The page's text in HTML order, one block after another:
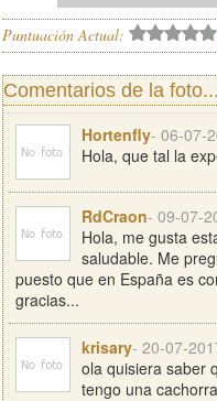
Puntuación Actual:
Comentarios de la foto...
Hortenfly- 06-07-
Hola, que tal la
RdCraon- 09-07-
Hola, me gusta
saludable. Me
puesto que en España es
gracias...
krisary- 20-07-
ola quisiera saber
tengo una cachorra